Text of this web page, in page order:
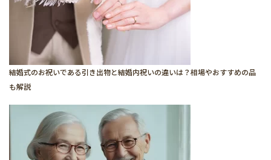
結婚式のお祝いである引き出物と結婚内祝いの違いは？相場やおすすめの品
も解説